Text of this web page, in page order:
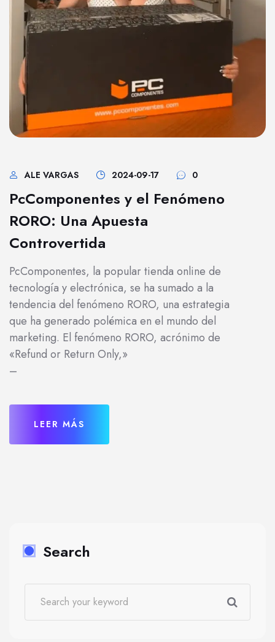
ALE VARGAS 2024-09-17 0
PcComponentes y el Fenómeno
RORO: Una Apuesta
Controvertida
PcComponentes, la popular tienda online de
tecnología y electrónica, se ha sumado a la
tendencia del fenómeno RORO, una estrategia
que ha generado polémica en el mundo del
marketing. El fenómeno RORO, acrónimo de
«Refund or Return Only,»
–
LEER MÁS
Search